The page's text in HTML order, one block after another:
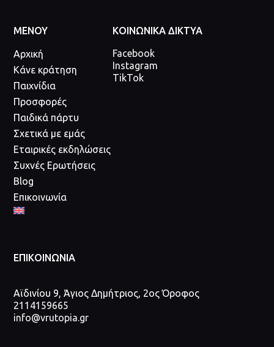
ΜΕΝΟΥ
Αρχική
Κάνε κράτηση
Παιχνίδια
Προσφορές
Παιδικά πάρτυ
Σχετικά με εμάς
Εταιρικές εκδηλώσεις
Συχνές Ερωτήσεις
Blog
Επικοινωνία
ΚΟΙΝΩΝΙΚΑ ΔΙΚΤΥΑ
Facebook
Instagram
TikTok
ΕΠΙΚΟΙΝΩΝΙΑ
Αϊδινίου 9, Άγιος Δημήτριος, 2ος Όροφος
2114159665
info@vrutopia.gr